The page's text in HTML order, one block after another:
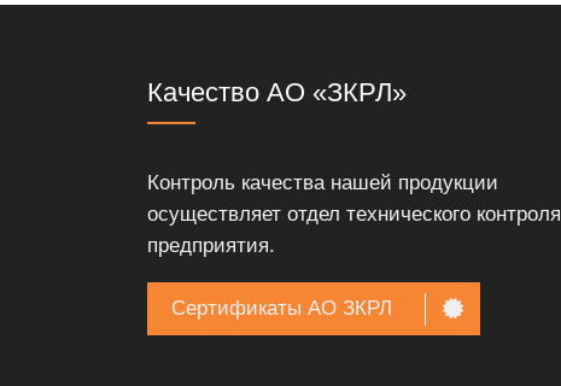
Качество АО «ЗКРЛ»
Контроль качества нашей продукции
осуществляет отдел технического контроля
предприятия.
Сертификаты АО ЗКРЛ